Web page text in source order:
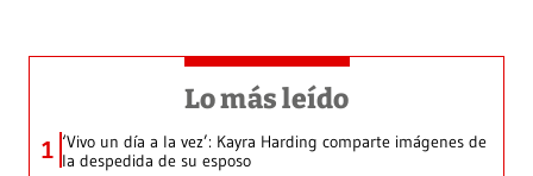
Lo más leído
1 ‘Vivo un día a la vez’: Kayra Harding comparte imágenes de
la despedida de su esposo